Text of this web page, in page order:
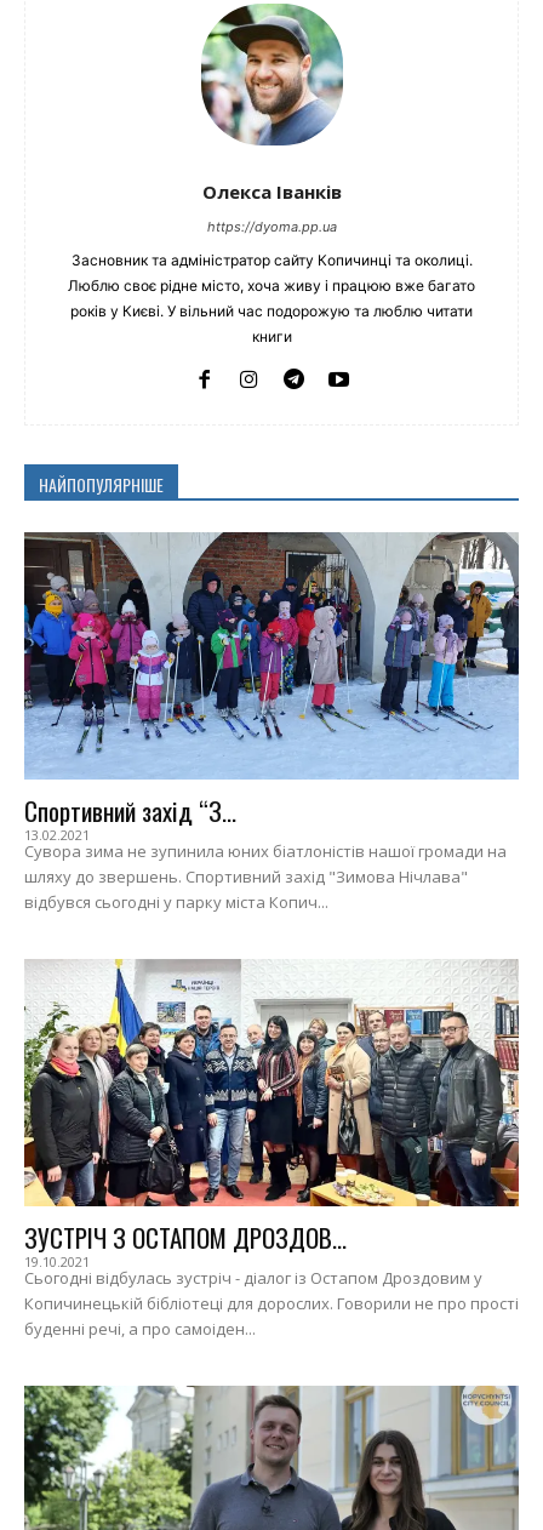
Олекса Іванків
https://dyoma.pp.ua
Засновник та адміністратор сайту Копичинці та околиці.
Люблю своє рідне місто, хоча живу і працюю вже багато
років у Києві. У вільний час подорожую та люблю читати
книги
НАЙПОПУЛЯРНІШЕ
Спортивний захід “З...
13.02.2021
Сувора зима не зупинила юних біатлоністів нашої громади на
шляху до звершень. Спортивний захід "Зимова Нічлава"
відбувся сьогодні у парку міста Копич...
ЗУСТРІЧ З ОСТАПОМ ДРОЗДОВ...
19.10.2021
Сьогодні відбулась зустріч - діалог із Остапом Дроздовим у
Копичинецькій бібліотеці для дорослих. Говорили не про прості
буденні речі, а про самоіден...